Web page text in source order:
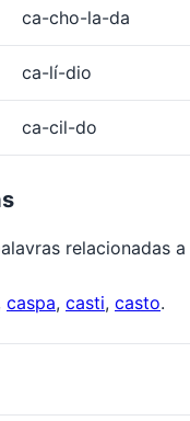
ca-cho-la-da
ca-lí-dio
ca-cil-do
relacionadas a
caspa, casti, casto.